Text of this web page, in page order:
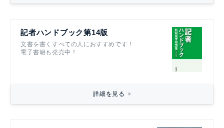
記者ハンドブック第14版
文書を書くすべての人におすすめです！
電子書籍も発売中！
詳細を見る